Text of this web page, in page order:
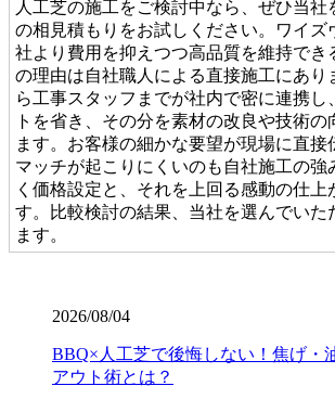
人工芝の施工をご検討中なら、ぜひ当社
の相見積もりをお試しください。ワイズ
社より費用を抑えつつ高品質を維持でき
の理由は自社職人による直接施工にあり
ら工事スタッフまでが社内で密に連携し
トを省き、その分を素材の改良や技術の
ます。お客様の細かな要望が現場に直接
マッチが起こりにくいのも自社施工の強
く価格設定と、それを上回る感動の仕上
す。比較検討の結果、当社を選んでいた
ます。
当社の人工芝は、厳しい世界基準である
す。この認定は、スポーツにおける激し
耐久性が保証されている証です。お子様
2026/08/04
BBQ×人工芝で後悔しない！焦げ・
アウト術とは？